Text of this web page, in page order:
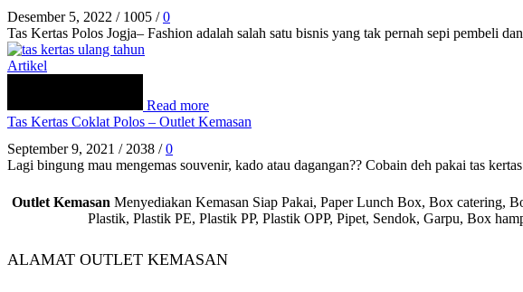
Desember 5, 2022 / 1005 / 0
Tas Kertas Polos Jogja– Fashion adalah salah satu bisnis yang tak pernah sepi pembeli
Artikel
Read more
Tas Kertas Coklat Polos – Outlet Kemasan
September 9, 2021 / 2038 / 0
Lagi bingung mau mengemas souvenir, kado atau dagangan?? Cobain deh pakai tas
Outlet Kemasan Menyediakan Kemasan Siap Pakai, Paper Lunch Box, Box catering,
Plastik, Plastik PE, Plastik PP, Plastik OPP, Pipet, Sendok, Garpu, Box
ALAMAT OUTLET KEMASAN